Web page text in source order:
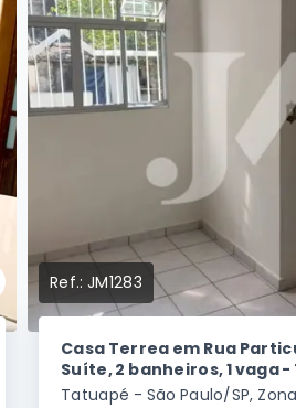
Ref.:JM1283
Casa Terrea em Rua
Suíte, 2 banheiros, 1 vaga -
Tatuapé - São Paulo/SP,